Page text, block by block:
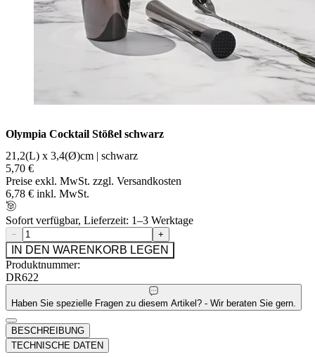
Olympia Cocktail Stößel schwarz
21,2(L) x 3,4(Ø)cm | schwarz
5,70 €
Preise exkl. MwSt. zzgl. Versandkosten
6,78 € inkl. MwSt.
Sofort verfügbar, Lieferzeit: 1–3 Werktage
− +
IN DEN WARENKORB LEGEN
Produktnummer:
DR622
Haben Sie spezielle Fragen zu diesem Artikel? - Wir beraten Sie gern.
BESCHREIBUNG
TECHNISCHE DATEN